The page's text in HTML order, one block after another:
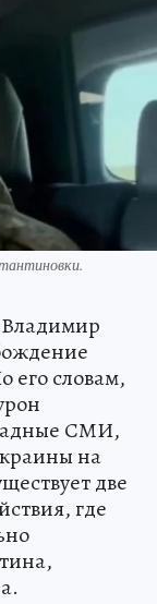
Владимир
его словам,
СМИ,
на
две
где